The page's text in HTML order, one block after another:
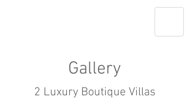
Gallery
2 Luxury Boutique Villas